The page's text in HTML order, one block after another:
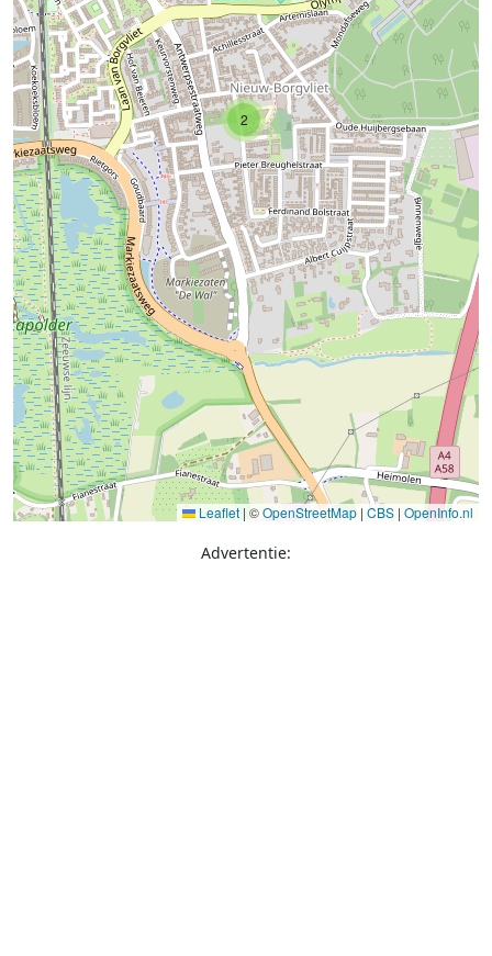
2
Leaflet | ©OpenStreetMap | CBS | OpenInfo.nl
Advertentie: